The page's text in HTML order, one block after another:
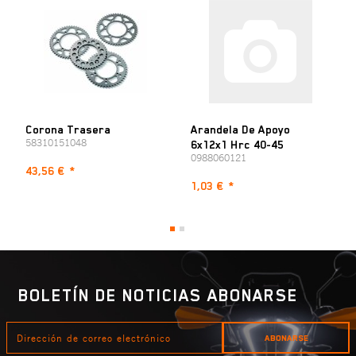
Corona Trasera
58310151048
43,56 € *
Arandela De Apoyo
6x12x1 Hrc 40-45
0988060121
1,03 € *
BOLETÍN DE NOTICIAS ABONARSE
ABONARSE